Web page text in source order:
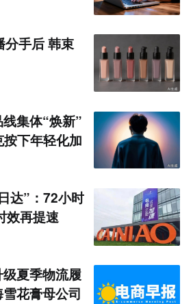
分手后 韩束
集体“焕新”
下年轻化加
达”：72小时
效再提速
夏季物流履
花膏母公司